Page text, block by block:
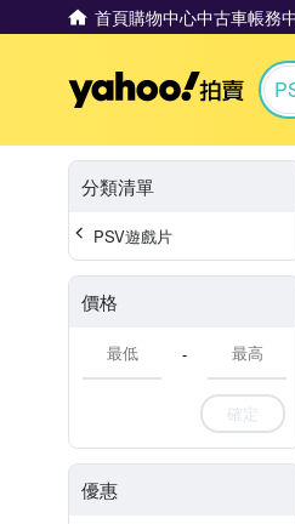
首頁購物中心中古車帳務
分類清單
PSV遊戲片
價格
-
確定
優惠